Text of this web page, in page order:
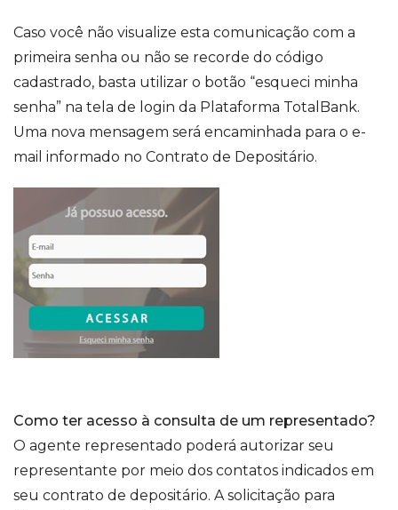
Caso você não visualize esta comunicação com a
primeira senha ou não se recorde do código
cadastrado, basta utilizar o botão “esqueci minha
senha” na tela de login da Plataforma TotalBank.
Uma nova mensagem será encaminhada para o e-
mail informado no Contrato de Depositário.
Como ter acesso à consulta de um representado?
O agente representado poderá autorizar seu
representante por meio dos contatos indicados em
seu contrato de depositário. A solicitação para